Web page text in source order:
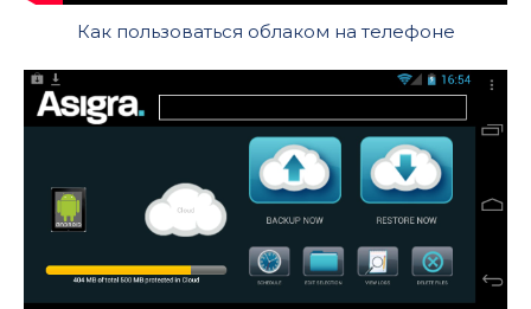
Как пользоваться облаком на телефоне